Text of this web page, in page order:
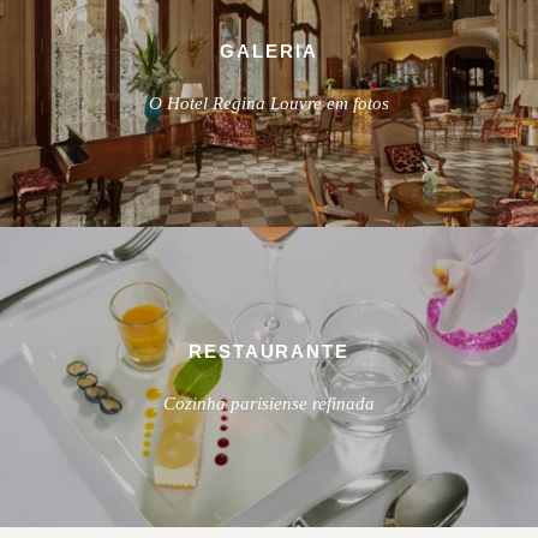
GALERIA
O Hotel Regina Louvre em fotos
RESTAURANTE
Cozinha parisiense refinada